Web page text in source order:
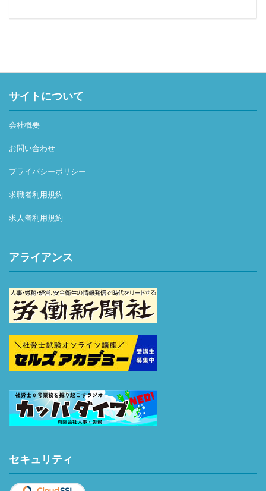
サイトについて
会社概要
お問い合わせ
プライバシーポリシー
求職者利用規約
求人者利用規約
アライアンス
セキュリティ